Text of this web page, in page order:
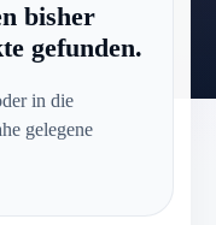
bisher
gefunden.
in die
gelegene